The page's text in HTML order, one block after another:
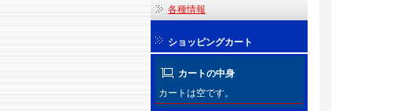
各種情報
ショッピングカート
カートの中身
カートは空です。